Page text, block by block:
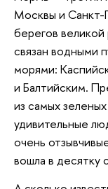
Москвы и Санкт-
берегов
связан водными
морями:
и Балтийским.
из самых
удивительные
очень
вошла в десятку